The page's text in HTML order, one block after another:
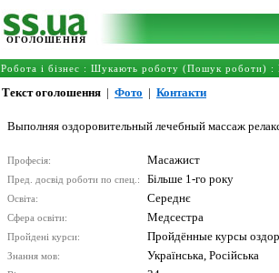
ОГОЛОШЕННЯ
Робота і бізнес : Шукають роботу (Пошук роботи) :
Текст оголошення | Фото | Контакти
Выполняя оздоровительный лечебный массаж
Професія: Масажист
Пред. досвід роботи по спец.: Більше 1-го року
Освіта: Середнє
Сфера освіти: Медсестра
Пройдені курси: Пройдённые курсы
Знання мов: Українська, Російська